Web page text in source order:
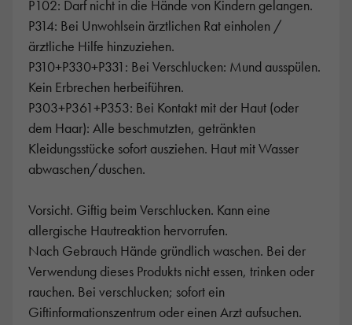
P102: Darf nicht in die Hände von Kindern gelangen.
P314: Bei Unwohlsein ärztlichen Rat einholen /
ärztliche Hilfe hinzuziehen.
P310+P330+P331: Bei Verschlucken: Mund ausspülen.
Kein Erbrechen herbeiführen.
P303+P361+P353: Bei Kontakt mit der Haut (oder
dem Haar): Alle beschmutzten, getränkten
Kleidungsstücke sofort ausziehen. Haut mit Wasser
abwaschen/duschen.
Vorsicht. Giftig beim Verschlucken. Kann eine
allergische Hautreaktion hervorrufen.
Nach Gebrauch Hände gründlich waschen. Bei der
Verwendung dieses Produkts nicht essen, trinken oder
rauchen. Bei verschlucken; sofort ein
Giftinformationszentrum oder einen Arzt aufsuchen.